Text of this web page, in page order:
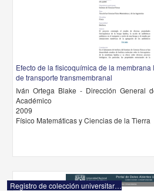
Efecto de la fisicoquímica de la
de transporte transmembranal
Iván Ortega Blake - Dirección General
Académico
2009
Físico Matemáticas y Ciencias de la Tierra
Registro de colección universitaria